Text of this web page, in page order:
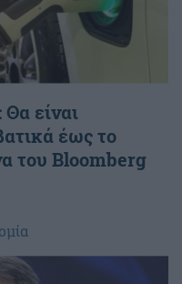
είναι
έως το
του Bloomberg